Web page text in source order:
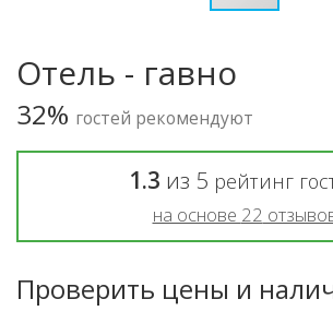
Отель - гавно
32% гостей рекомендуют
1.3 из 5 рейтинг
на основе 22
Проверить цены и